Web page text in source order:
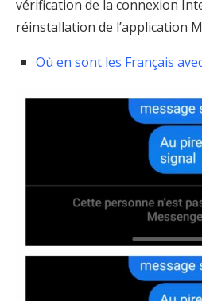
vérification de la connexion
réinstallation de l’application
Où en sont les Français avec